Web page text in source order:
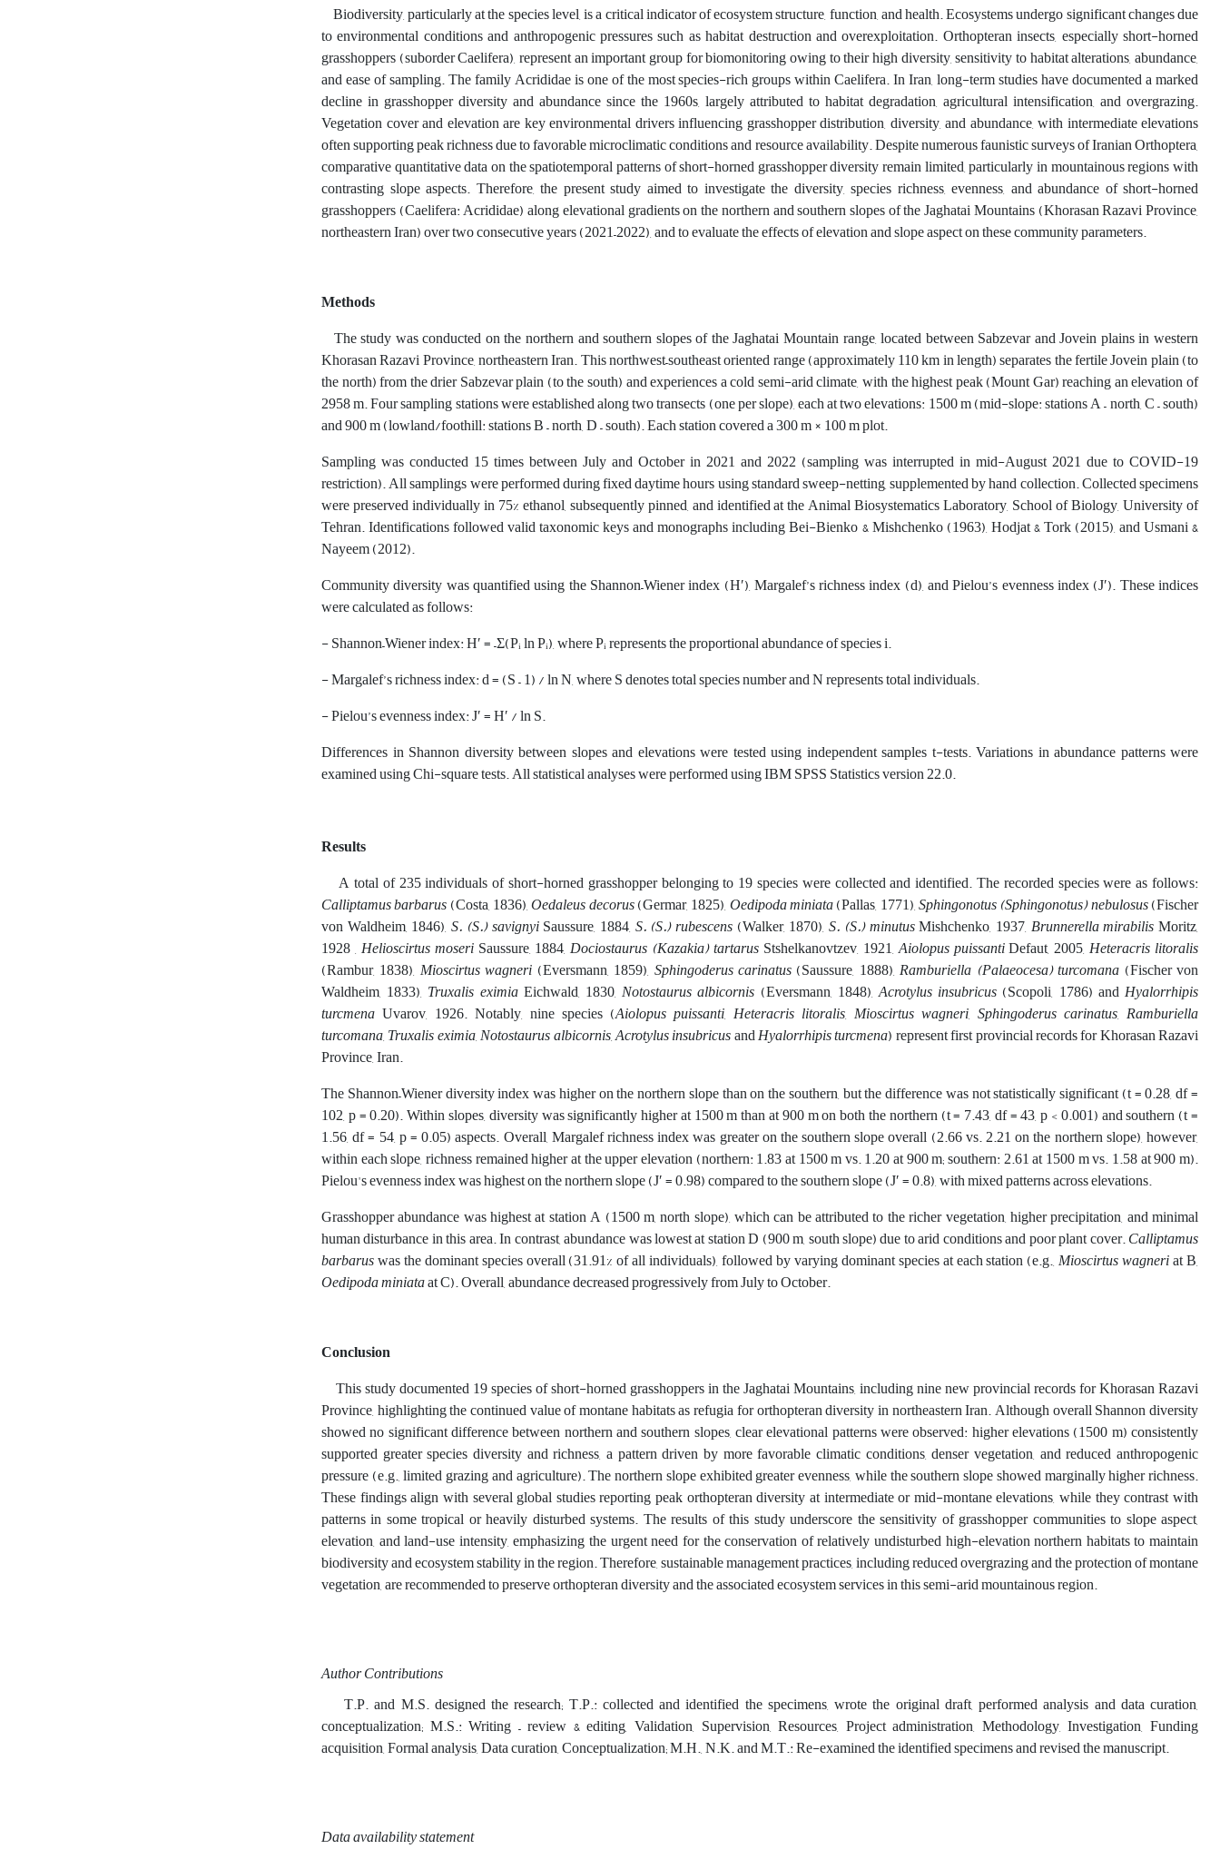
Biodiversity, particularly at the species level, is a critical indicator of ecosystem structure, function, and health. Ecosystems undergo significant changes due
to environmental conditions and anthropogenic pressures such as habitat destruction and overexploitation. Orthopteran insects, especially short-horned
grasshoppers (suborder Caelifera), represent an important group for biomonitoring owing to their high diversity, sensitivity to habitat alterations, abundance,
and ease of sampling. The family Acrididae is one of the most species-rich groups within Caelifera. In Iran, long-term studies have documented a marked
decline in grasshopper diversity and abundance since the 1960s, largely attributed to habitat degradation, agricultural intensification, and overgrazing.
Vegetation cover and elevation are key environmental drivers influencing grasshopper distribution, diversity, and abundance, with intermediate elevations
often supporting peak richness due to favorable microclimatic conditions and resource availability. Despite numerous faunistic surveys of Iranian Orthoptera,
comparative quantitative data on the spatiotemporal patterns of short-horned grasshopper diversity remain limited, particularly in mountainous regions with
contrasting slope aspects. Therefore, the present study aimed to investigate the diversity, species richness, evenness, and abundance of short-horned
grasshoppers (Caelifera: Acrididae) along elevational gradients on the northern and southern slopes of the Jaghatai Mountains (Khorasan Razavi Province,
northeastern Iran) over two consecutive years (2021–2022), and to evaluate the effects of elevation and slope aspect on these community parameters.
Methods
The study was conducted on the northern and southern slopes of the Jaghatai Mountain range, located between Sabzevar and Jovein plains in western
Khorasan Razavi Province, northeastern Iran. This northwest–southeast oriented range (approximately 110 km in length) separates the fertile Jovein plain (to
the north) from the drier Sabzevar plain (to the south) and experiences a cold semi-arid climate, with the highest peak (Mount Gar) reaching an elevation of
2958 m. Four sampling stations were established along two transects (one per slope), each at two elevations: 1500 m (mid-slope: stations A – north, C – south)
and 900 m (lowland/foothill: stations B – north, D – south). Each station covered a 300 m × 100 m plot.
Sampling was conducted 15 times between July and October in 2021 and 2022 (sampling was interrupted in mid-August 2021 due to COVID-19
restriction). All samplings were performed during fixed daytime hours using standard sweep-netting, supplemented by hand collection. Collected specimens
were preserved individually in 75% ethanol, subsequently pinned, and identified at the Animal Biosystematics Laboratory, School of Biology, University of
Tehran. Identifications followed valid taxonomic keys and monographs including Bei-Bienko & Mishchenko (1963), Hodjat & Tork (2015), and Usmani &
Nayeem (2012).
Community diversity was quantified using the Shannon–Wiener index (H′), Margalef’s richness index (d), and Pielou’s evenness index (J′). These indices
were calculated as follows:
- Shannon–Wiener index: H′ = –Σ(Pᵢ ln Pᵢ), where Pᵢ represents the proportional abundance of species i.
- Margalef’s richness index: d = (S – 1) / ln N, where S denotes total species number and N represents total individuals.
- Pielou’s evenness index: J′ = H′ / ln S.
Differences in Shannon diversity between slopes and elevations were tested using independent samples t-tests. Variations in abundance patterns were
examined using Chi-square tests. All statistical analyses were performed using IBM SPSS Statistics version 22.0.
Results
A total of 235 individuals of short-horned grasshopper belonging to 19 species were collected and identified. The recorded species were as follows:
Calliptamus barbarus(Costa, 1836),Oedaleus decorus(Germar, 1825),Oedipoda miniata(Pallas, 1771),Sphingonotus (Sphingonotus) nebulosus(Fischer
von Waldheim, 1846),S. (S.) savignyiSaussure, 1884, S. (S.) rubescens (Walker, 1870),S. (S.) minutusMishchenko, 1937, Brunnerella mirabilisMoritz,
1928 , Helioscirtus moseri Saussure, 1884,Dociostaurus (Kazakia) tartarus Stshelkanovtzev, 1921,Aiolopus puissantiDefaut, 2005,Heteracris litoralis
(Rambur, 1838), Mioscirtus wagneri (Eversmann, 1859), Sphingoderus carinatus (Saussure, 1888),Ramburiella (Palaeocesa) turcomana (Fischer von
Waldheim, 1833), Truxalis eximiaEichwald, 1830,Notostaurus albicornis (Eversmann, 1848),Acrotylus insubricus (Scopoli, 1786) andHyalorrhipis
turcmena Uvarov, 1926. Notably, nine species (Aiolopus puissanti, Heteracris litoralis, Mioscirtus wagneri, Sphingoderus carinatus, Ramburiella
turcomana,Truxalis eximia,Notostaurus albicornis,Acrotylus insubricusandHyalorrhipis turcmena) represent first provincial records for Khorasan Razavi
Province, Iran.
The Shannon–Wiener diversity index was higher on the northern slope than on the southern, but the difference was not statistically significant (t = 0.28, df =
102, p = 0.20). Within slopes, diversity was significantly higher at 1500 m than at 900 m on both the northern (t = 7.43, df = 43, p < 0.001) and southern (t =
1.56, df = 54, p = 0.05) aspects. Overall, Margalef richness index was greater on the southern slope overall (2.66 vs. 2.21 on the northern slope), however,
within each slope, richness remained higher at the upper elevation (northern: 1.83 at 1500 m vs. 1.20 at 900 m; southern: 2.61 at 1500 m vs. 1.58 at 900 m).
Pielou's evenness index was highest on the northern slope (J′ = 0.98) compared to the southern slope (J′ = 0.8), with mixed patterns across elevations.
Grasshopper abundance was highest at station A (1500 m, north slope), which can be attributed to the richer vegetation, higher precipitation, and minimal
human disturbance in this area. In contrast, abundance was lowest at station D (900 m, south slope) due to arid conditions and poor plant cover.Calliptamus
barbaruswas the dominant species overall (31.91% of all individuals), followed by varying dominant species at each station (e.g.,Mioscirtus wagneriat B,
Oedipoda miniataat C). Overall, abundance decreased progressively from July to October.
Conclusion
This study documented 19 species of short-horned grasshoppers in the Jaghatai Mountains, including nine new provincial records for Khorasan Razavi
Province, highlighting the continued value of montane habitats as refugia for orthopteran diversity in northeastern Iran. Although overall Shannon diversity
showed no significant difference between northern and southern slopes, clear elevational patterns were observed: higher elevations (1500 m) consistently
supported greater species diversity and richness, a pattern driven by more favorable climatic conditions, denser vegetation, and reduced anthropogenic
pressure (e.g., limited grazing and agriculture). The northern slope exhibited greater evenness, while the southern slope showed marginally higher richness.
These findings align with several global studies reporting peak orthopteran diversity at intermediate or mid-montane elevations, while they contrast with
patterns in some tropical or heavily disturbed systems. The results of this study underscore the sensitivity of grasshopper communities to slope aspect,
elevation, and land-use intensity, emphasizing the urgent need for the conservation of relatively undisturbed high-elevation northern habitats to maintain
biodiversity and ecosystem stability in the region. Therefore, sustainable management practices, including reduced overgrazing and the protection of montane
vegetation, are recommended to preserve orthopteran diversity and the associated ecosystem services in this semi-arid mountainous region.
Author Contributions
T.P. and M.S. designed the research; T.P.: collected and identified the specimens, wrote the original draft, performed analysis and data curation,
conceptualization; M.S.: Writing – review & editing, Validation, Supervision, Resources, Project administration, Methodology, Investigation, Funding
acquisition, Formal analysis, Data curation, Conceptualization; M.H., N.K. and M.T.: Re-examined the identified specimens and revised the manuscript.
Data availability statement